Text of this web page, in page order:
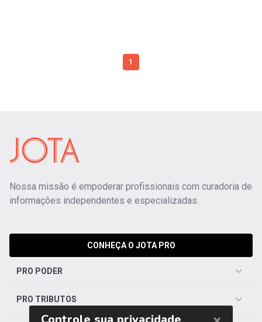
1
Nossa missão é empoderar profissionais com curadoria de
informações independentes e especializadas.
CONHEÇA O JOTA PRO
PRO PODER
PRO TRIBUTOS